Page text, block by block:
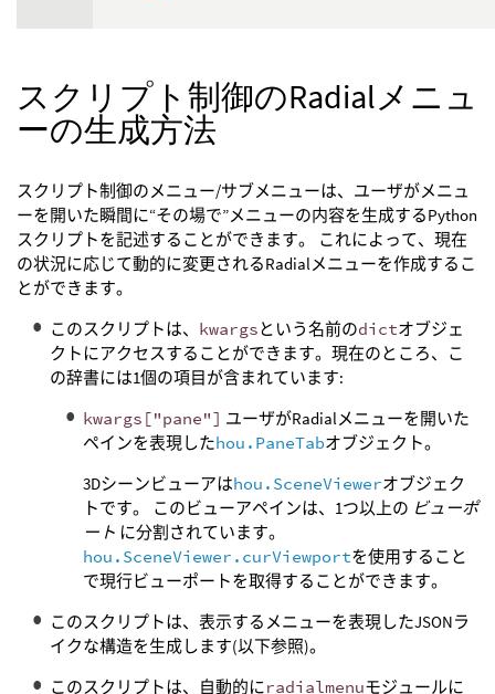
スクリプト制御のRadialメニュ
ーの生成方法
スクリプト制御のメニュー/サブメニューは、ユーザがメニュ
ーを開いた瞬間に“その場で”メニューの内容を生成するPython
スクリプトを記述することができます。 これによって、現在
の状況に応じて動的に変更されるRadialメニューを作成するこ
とができます。
このスクリプトは、 kwargsという名前のdictオブジェ
クトにアクセスすることができます。現在のところ、こ
の辞書には1個の項目が含まれています:
kwargs["pane"] ユーザがRadialメニューを開いた
ペインを表現したhou.PaneTabオブジェクト。
3Dシーンビューアはhou.SceneViewerオブジェク
トです。 このビューアペインは、1つ以上の ビューポ
ート に分割されています。
hou.SceneViewer.curViewportを使用すること
で現行ビューポートを取得することができます。
このスクリプトは、表示するメニューを表現したJSONラ
イクな構造を生成します(以下参照)。
このスクリプトは、自動的にradialmenuモジュールに